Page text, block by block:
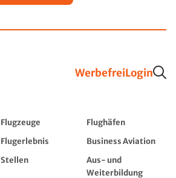
WerbefreiLogin
Flugzeuge
Flughäfen
Flugerlebnis
Business Aviation
Stellen
Aus- und
Weiterbildung